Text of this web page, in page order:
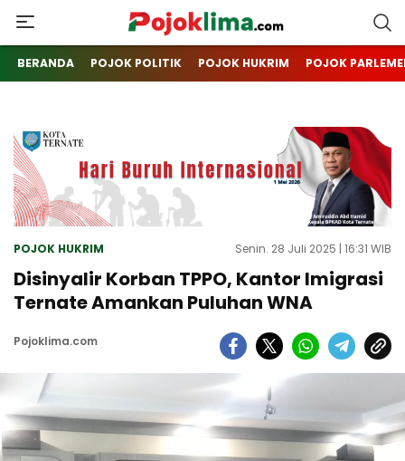
pojoklima.com
Mojokin
BERANDA POJOK POLITIK POJOK HUKRIM POJOK
POJOK HUKRIM Senin. 28 Juli 2025 | 16:31 WIB
Disinyalir Korban TPPO, Kantor Imigrasi
Ternate Amankan Puluhan WNA
Pojoklima.com